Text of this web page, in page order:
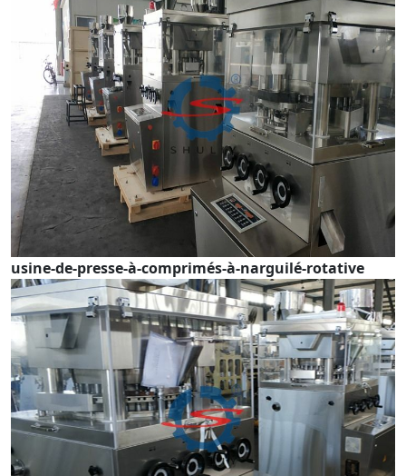
usine-de-presse-à-comprimés-à-narguilé-rotative